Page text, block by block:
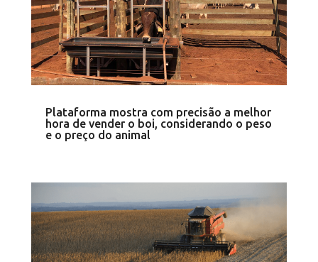
Plataforma mostra com precisão a melhor
hora de vender o boi, considerando o peso
e o preço do animal